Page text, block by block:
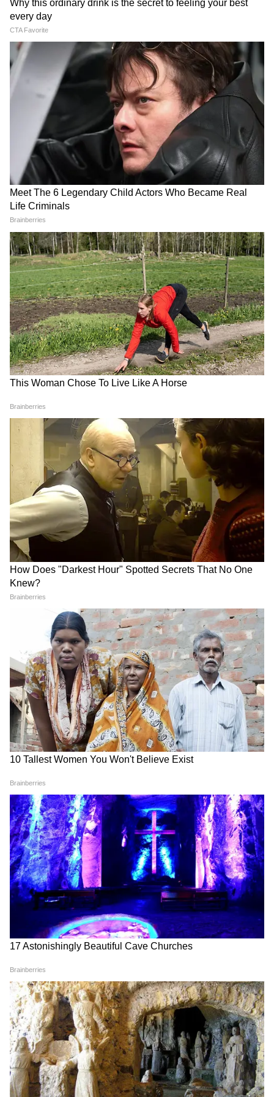
दीवाने हैं Premanand Ji Maharaj के?
Jharkhand Jpsc Protest:
कौन हैं JLKM विधायक जयराम?
रांची में छात्रों के समर्थन में अनशन
पर बैठे
Onam Special Trains: ओणम
से पहले रेलवे का बड़ा तोहफा, 112
स्पेशल ट्रेनें बढ़ाएंगी घर पहुंचने के
विकल्प
J&K Deputy CM Convoy
Accident: जम्मू में डिप्टी CM के
काफिले की गाड़ी ने शख्स को मारी
टक्कर, बिहार के व्यक्ति की मौत
Maharashtra Milk Prices: 11
अगस्त से बदल जाएगा दूध का रेट,
महाराष्ट्र में ₹2 प्रति लीटर बढ़ी कीमत,
जानें क्यों लिया गया फैसला
LATEST VIDEOS
'राष्ट्रपति पुलिस कलर' पुरस्कार समारोह में पहुंचे
Amit Shah , नजारा ऐसा की नहीं हटेंगी निगाहें
Rahul Gandhi Prayagraj Speech:
Chhatron Ki Goonj में ऐसा क्या बोले राहुल,
हो गया वायरल